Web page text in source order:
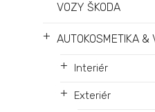
VOZY ŠKODA
+ AUTOKOSMETIKA &
+ Interiér
+ Exteriér